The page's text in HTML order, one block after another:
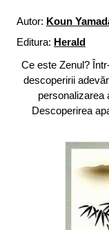
Autor: Koun
Editura: Herald
Ce este Zenul?
descoperirii
personalizarea
Descoperirea